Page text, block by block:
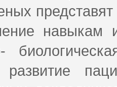
навыкам
развитие